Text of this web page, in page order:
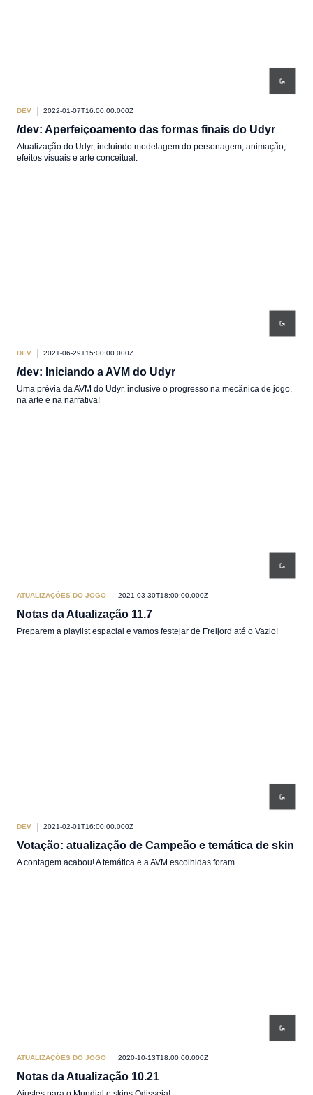
DEV 2022-01-07T16:00:00.000Z
/dev: Aperfeiçoamento das formas finais do Udyr
Atualização do Udyr, incluindo modelagem do personagem, animação,
efeitos visuais e arte conceitual.
DEV 2021-06-29T15:00:00.000Z
/dev: Iniciando a AVM do Udyr
Uma prévia da AVM do Udyr, inclusive o progresso na mecânica de jogo,
na arte e na narrativa!
ATUALIZAÇÕES DO JOGO 2021-03-30T18:00:00.000Z
Notas da Atualização 11.7
Preparem a playlist espacial e vamos festejar de Freljord até o Vazio!
DEV 2021-02-01T16:00:00.000Z
Votação: atualização de Campeão e temática de skin
A contagem acabou! A temática e a AVM escolhidas foram...
ATUALIZAÇÕES DO JOGO 2020-10-13T18:00:00.000Z
Notas da Atualização 10.21